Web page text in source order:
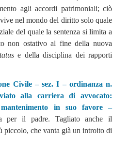
agli accordi patrimoniali; ciò
nel mondo del diritto solo quale
del quale la sentenza si limita a
non ostativo al fine della nuova
e della disciplina dei rapporti
Civile – sez. I – ordinanza n.
alla carriera di avvocato:
in suo favore –
per il padre. Tagliato anche il
piccolo, che vanta già un introito di